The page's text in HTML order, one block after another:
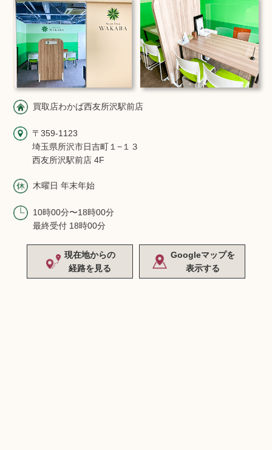
買取店わかば西友所沢駅前店
〒359-1123
埼玉県所沢市日吉町１−１３
西友所沢駅前店 4F
木曜日 年末年始
10時00分〜18時00分
最終受付 18時00分
現在地からの
経路を見る
Googleマップを
表示する